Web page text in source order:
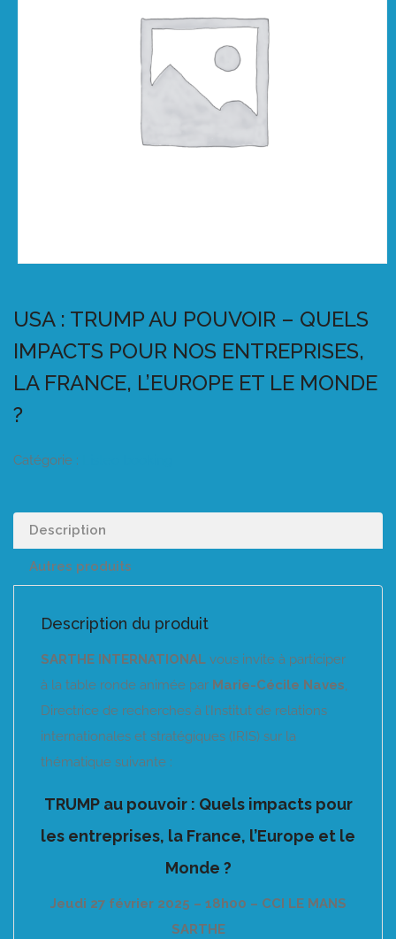
USA : TRUMP AU POUVOIR – QUELS
IMPACTS POUR NOS ENTREPRISES,
LA FRANCE, L’EUROPE ET LE MONDE
?
Catégorie :
Description
Autres produits
Description du produit
SARTHE INTERNATIONAL vous invite à participer
à la table ronde animée par Marie-Cécile Naves,
Directrice de recherches à l’Institut de relations
internationales et stratégiques (IRIS) sur la
thématique suivante :
TRUMP au pouvoir : Quels impacts pour
les entreprises, la France, l’Europe et le
Monde ?
Jeudi 27 février 2025 – 18h00 – CCI LE MANS
SARTHE